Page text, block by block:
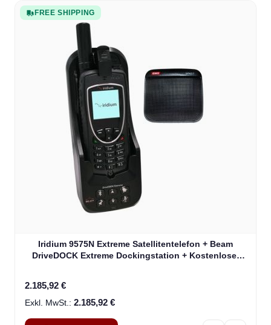
FREE SHIPPING
Iridium 9575N Extreme Satellitentelefon + Beam
DriveDOCK Extreme Dockingstation + Kostenloser
The price depends on the options chosen on the product
2.185,92 €
2.185,92 €